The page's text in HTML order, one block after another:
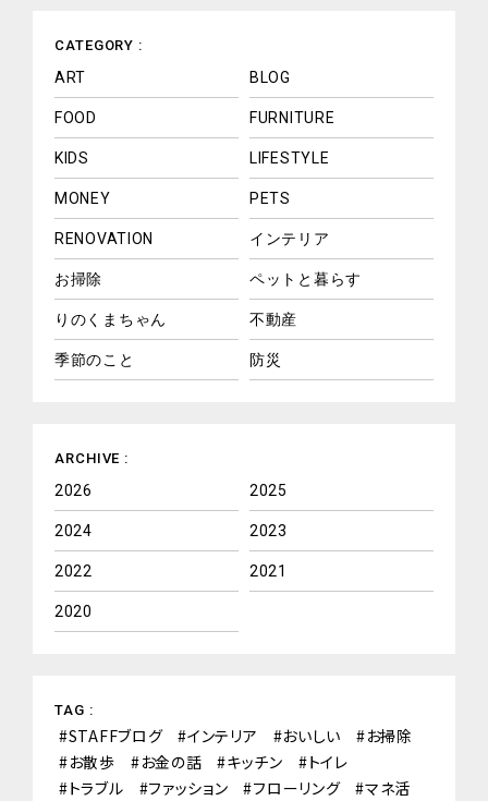
CATEGORY :
ART BLOG
FOOD FURNITURE
KIDS LIFESTYLE
MONEY PETS
RENOVATION インテリア
お掃除 ペットと暮らす
りのくまちゃん 不動産
季節のこと 防災
ARCHIVE :
2026 2025
2024 2023
2022 2021
2020
TAG :
STAFFブログ インテリア おいしい
お掃除
お散歩
お金の話 キッチン
トイレ
トラブル
ファッション フローリング
マネ活